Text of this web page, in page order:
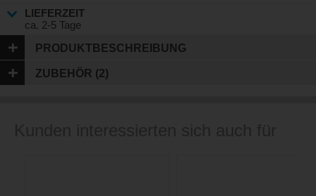
LIEFERZEIT
ca. 2-5 Tage
PRODUKTBESCHREIBUNG
ZUBEHÖR (2)